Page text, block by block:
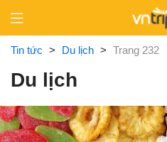
content
Tin tức > Du lịch > Trang 232
Du lịch